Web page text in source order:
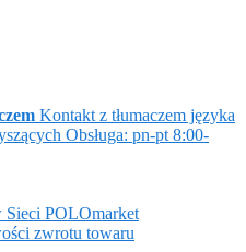
Kontakt z tłumaczem języka
Obsługa: pn-pt 8:00-
Sieci POLOmarket
zwrotu towaru